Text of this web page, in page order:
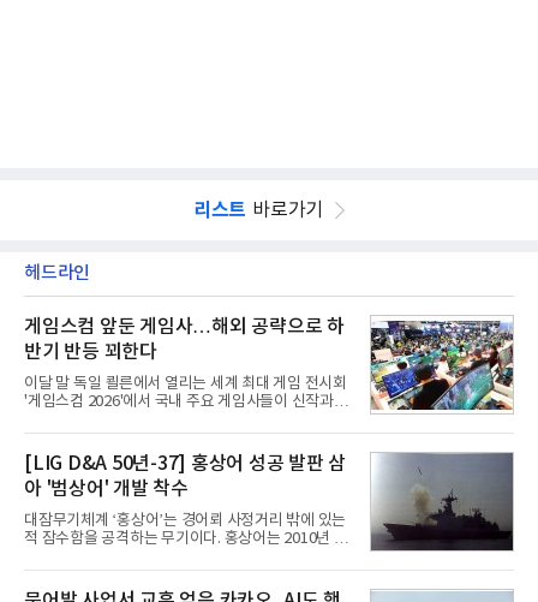
리스트 바로가기
헤드라인
게임스컴 앞둔 게임사…해외 공략으로 하
반기 반등 꾀한다
이달 말 독일 쾰른에서 열리는 세계 최대 게임 전시회
'게임스컴 2026'에서 국내 주요 게임사들이 신작과 글
체별로 엇갈린 가운데 하반기 신작 흥행과 해외 시장
성과가 실적을 좌우할 핵심 변수로 떠오르고 있다.8일
업계에 따르면 올해 상반기 게임업계는 기업별 성적
표가 크게 갈렸다. 대표적으로 크래프톤은 'PUBG: 배
틀그라운드'의 안정적인 성장에 힘입어 상반기 연결
기준 매출 2조6616억원, 영업이익 9725억원으로 역
대 최대 실적을 기록했다. 엔씨도 올해 출시한 '아이온
[LIG D&A 50년-37] 홍상어 성공 발판 삼
아 '범상어' 개발 착수
대잠무기체계 ‘홍상어’는 경어뢰 사정거리 밖에 있는
적 잠수함을 공격하는 무기이다. 홍상어는 2010년 넥
이뤄졌다. 이후 2012년 한국형 구축함(KDX-1) 이상
의 함정에 실전 배치됐다.그해 7월 해군은 동해상에서